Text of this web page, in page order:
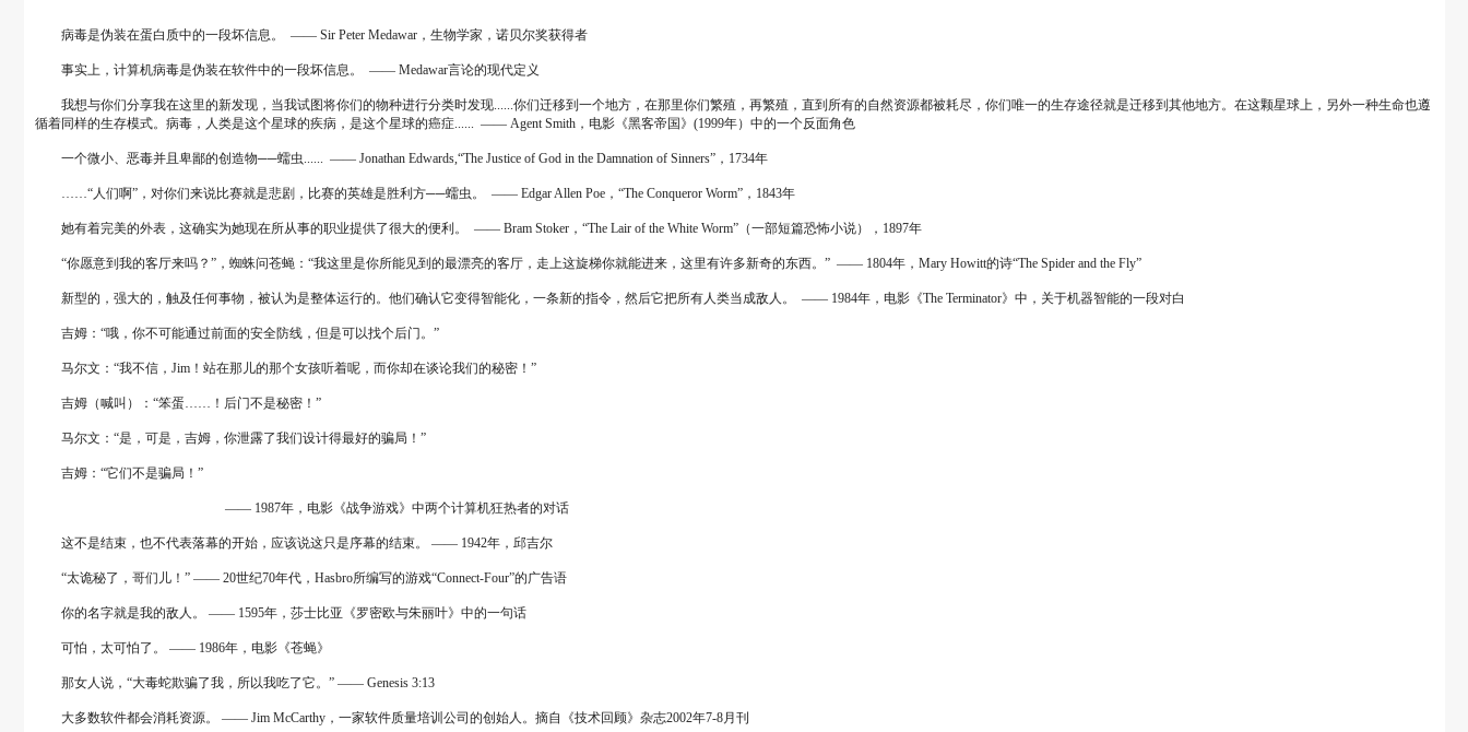
病毒是伪装在蛋白质中的一段坏信息。 ―― Sir Peter Medawar，生物学家，诺贝尔奖获得者
事实上，计算机病毒是伪装在软件中的一段坏信息。 ―― Medawar言论的现代定义
我想与你们分享我在这里的新发现，当我试图将你们的物种进行分类时发现......你们迁移到一个地方，在那里你们繁殖，再繁殖，直到所有的自然资源都被耗尽，你们唯一的生存途径就是迁移到其他地方。在这颗星球上，另外一种生命也遵
循着同样的生存模式。病毒，人类是这个星球的疾病，是这个星球的癌症...... ―― Agent Smith，电影《黑客帝国》(1999年）中的一个反面角色
一个微小、恶毒并且卑鄙的创造物──蠕虫...... ―― Jonathan Edwards,“The Justice of God in the Damnation of Sinners”，1734年
……“人们啊”，对你们来说比赛就是悲剧，比赛的英雄是胜利方──蠕虫。 ―― Edgar Allen Poe，“The Conqueror Worm”，1843年
她有着完美的外表，这确实为她现在所从事的职业提供了很大的便利。 ―― Bram Stoker，“The Lair of the White Worm”（一部短篇恐怖小说），1897年
“你愿意到我的客厅来吗？”，蜘蛛问苍蝇：“我这里是你所能见到的最漂亮的客厅，走上这旋梯你就能进来，这里有许多新奇的东西。” ―― 1804年，Mary Howitt的诗“The Spider and the Fly”
新型的，强大的，触及任何事物，被认为是整体运行的。他们确认它变得智能化，一条新的指令，然后它把所有人类当成敌人。 ―― 1984年，电影《The Terminator》中，关于机器智能的一段对白
吉姆：“哦，你不可能通过前面的安全防线，但是可以找个后门。”
马尔文：“我不信，Jim！站在那儿的那个女孩听着呢，而你却在谈论我们的秘密！”
吉姆（喊叫）：“笨蛋……！后门不是秘密！”
马尔文：“是，可是，吉姆，你泄露了我们设计得最好的骗局！”
吉姆：“它们不是骗局！”
―― 1987年，电影《战争游戏》中两个计算机狂热者的对话
这不是结束，也不代表落幕的开始，应该说这只是序幕的结束。 ―― 1942年，邱吉尔
“太诡秘了，哥们儿！” ―― 20世纪70年代，Hasbro所编写的游戏“Connect-Four”的广告语
你的名字就是我的敌人。 ―― 1595年，莎士比亚《罗密欧与朱丽叶》中的一句话
可怕，太可怕了。 ―― 1986年，电影《苍蝇》
那女人说，“大毒蛇欺骗了我，所以我吃了它。” ―― Genesis 3:13
大多数软件都会消耗资源。 ―― Jim McCarthy，一家软件质量培训公司的创始人。摘自《技术回顾》杂志2002年7-8月刊